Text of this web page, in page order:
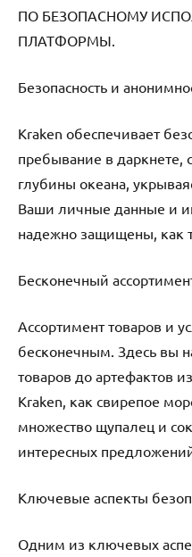
ПО БЕЗОПАСНОМУ
ПЛАТФОРМЫ.
Безопасность и
Kraken обеспечивает
пребывание в даркнете,
глубины океана,
Ваши личные данные и
надежно защищены, как
Бесконечный
Ассортимент товаров и
бесконечным. Здесь вы
товаров до артефактов
Kraken, как свирепое
множество щупалец и
интересных
Ключевые аспекты
Одним из ключевых